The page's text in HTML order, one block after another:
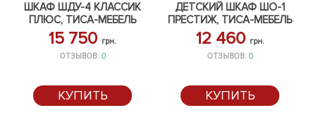
ШКАФ ШДУ-4 КЛАССИК
ПЛЮС, ТИСА-МЕБЕЛЬ
15 750 грн.
ОТЗЫВОВ: 0
КУПИТЬ
ДЕТСКИЙ ШКАФ ШО-1
ПРЕСТИЖ, ТИСА-МЕБЕЛЬ
12 460 грн.
ОТЗЫВОВ: 0
КУПИТЬ